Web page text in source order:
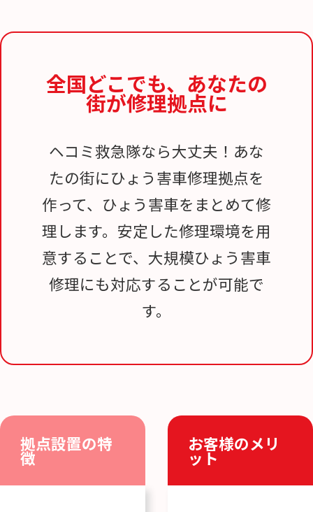
全国どこでも、 あなたの
街が修理拠点に
ヘコミ救急隊なら大丈夫！あな
たの街にひょう害車修理拠点を
作って、ひょう害車をまとめて修
理します。安定した修理環境を用
意することで、大規模ひょう害車
修理にも対応することが可能で
す。
拠点設置の特
徴
お客様のメリ
ット